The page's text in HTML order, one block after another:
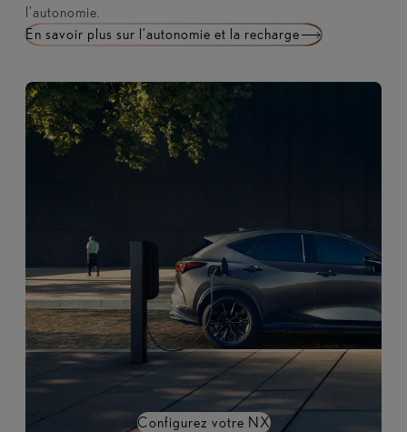
l’autonomie.
En savoir plus sur l’autonomie et la recharge
Configurez votre NX